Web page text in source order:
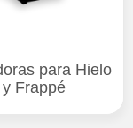
para Hielo
y Frappé